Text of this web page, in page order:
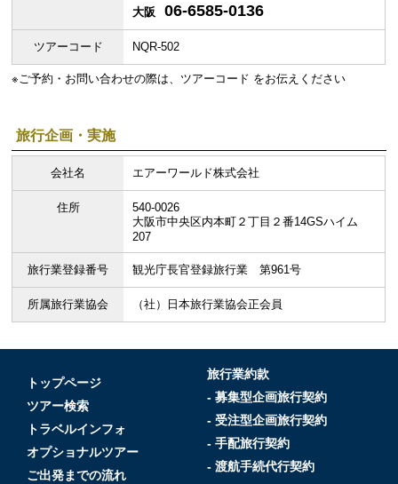
大阪 06-6585-0136
ツアーコード NQR-502
※ご予約・お問い合わせの際は、ツアーコード をお伝えください
旅行企画・実施
会社名 エアーワールド株式会社
住所
540-0026
大阪市中央区内本町２丁目２番14GSハイム
207
旅行業登録番号 観光庁長官登録旅行業 第961号
所属旅行業協会 （社）日本旅行業協会正会員
トップページ
ツアー検索
トラベルインフォ
オプショナルツアー
ご出発までの流れ
旅行業約款
- 募集型企画旅行契約
- 受注型企画旅行契約
- 手配旅行契約
- 渡航手続代行契約